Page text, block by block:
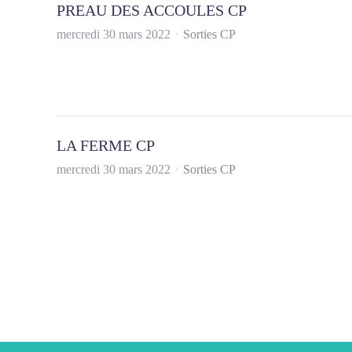
PREAU DES ACCOULES CP
mercredi 30 mars 2022 Sorties CP
LA FERME CP
mercredi 30 mars 2022 Sorties CP